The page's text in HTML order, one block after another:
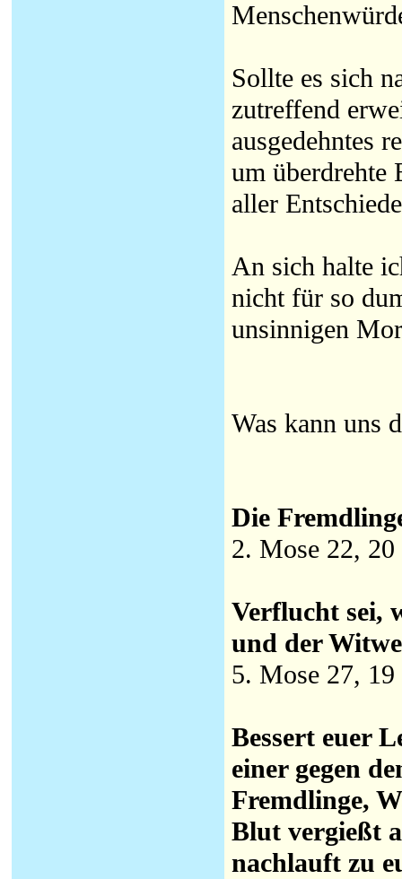
Sollte es sich
zutreffend
ausgedehntes
um überdrehte
aller
An sich halte
nicht für so
unsinnigen
Was kann uns
Die
2. Mose 22, 20
Verflucht sei,
und der
5. Mose 27, 19
Bessert euer
einer gegen
Fremdlinge,
Blut vergießt
nachlauft zu